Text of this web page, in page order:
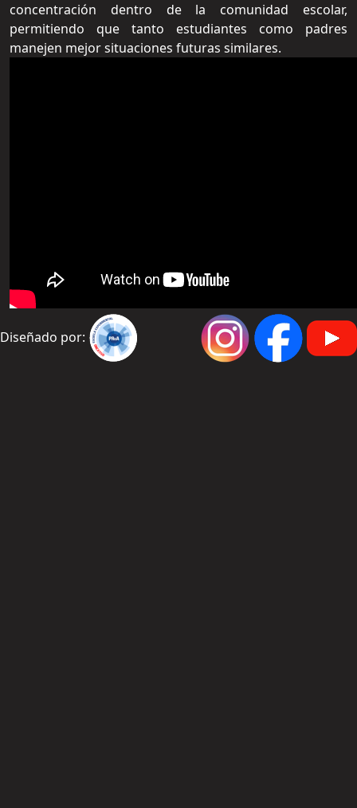
concentración dentro de la comunidad escolar,
permitiendo que tanto estudiantes como padres
manejen mejor situaciones futuras similares.
Diseñado por: